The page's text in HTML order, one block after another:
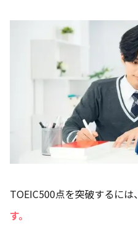
TOEIC500点を突破するには、
す。